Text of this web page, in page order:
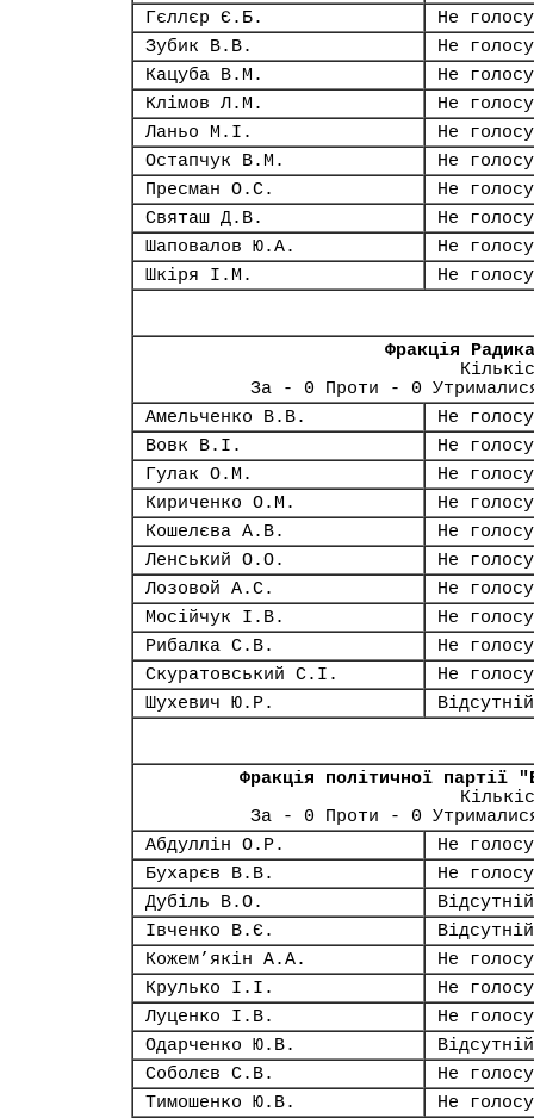
Гєллєр Є.Б.
Не
Зубик В.В.
Не
Кацуба В.М.
Не
Клімов Л.М.
Не
Ланьо М.І.
Не
Остапчук В.М.
Не
Пресман О.С.
Не
Святаш Д.В.
Не
Шаповалов Ю.А.
Не
Шкіря І.М.
Не
Фракція
За - 0 Проти - 0
Амельченко В.В.
Не
Вовк В.І.
Не
Гулак О.М.
Не
Кириченко О.М.
Не
Кошелєва А.В.
Не
Ленський О.О.
Не
Лозовой А.С.
Не
Мосійчук І.В.
Не
Рибалка С.В.
Не
Скуратовський С.І.
Не
Шухевич Ю.Р.
Відсутній
Фракція політичної партії
За - 0 Проти - 0
Абдуллін О.Р.
Не
Бухарєв В.В.
Не
Дубіль В.О.
Відсутній
Івченко В.Є.
Відсутній
Кожем’якін А.А.
Не
Крулько І.І.
Не
Луценко І.В.
Не
Одарченко Ю.В.
Відсутній
Соболєв С.В.
Не
Тимошенко Ю.В.
Не